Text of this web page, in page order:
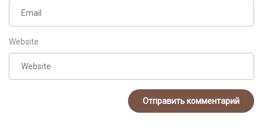
Website